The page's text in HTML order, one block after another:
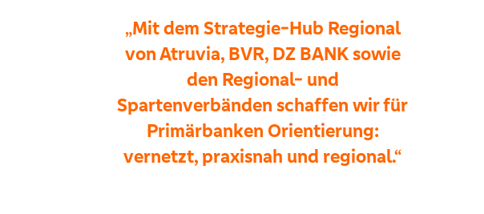
„Mit dem Strategie-Hub Regional
von Atruvia, BVR, DZ BANK sowie
den Regional- und
Spartenverbänden schaffen wir für
Primärbanken Orientierung:
vernetzt, praxisnah und regional.“